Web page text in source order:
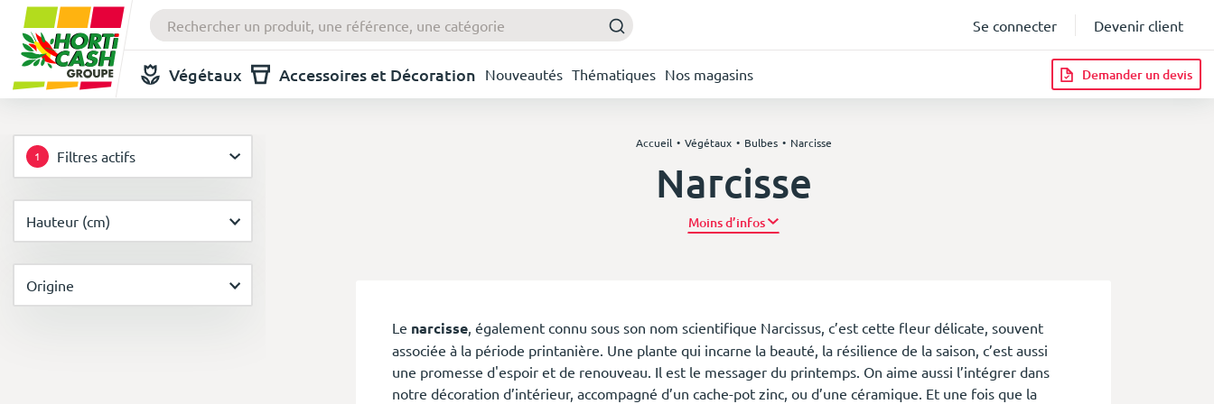
Se connecter Devenir client
Végétaux Accessoires et Décoration Nouveautés Thématiques Nos magasins Demander un devis
1 Filtres actifs
Hauteur (cm)
Origine
Accueil Végétaux Bulbes Narcisse
Narcisse
Plus d’infos
Le narcisse, également connu sous son nom scientifique Narcissus, c’est cette fleur délicate, souvent
associée à la période printanière. Une plante qui incarne la beauté, la résilience de la saison, c’est aussi
une promesse d'espoir et de renouveau. Il est le messager du printemps. On aime aussi l’intégrer dans
notre décoration d’intérieur, accompagné d’un cache-pot zinc, ou d’une céramique. Et une fois que la